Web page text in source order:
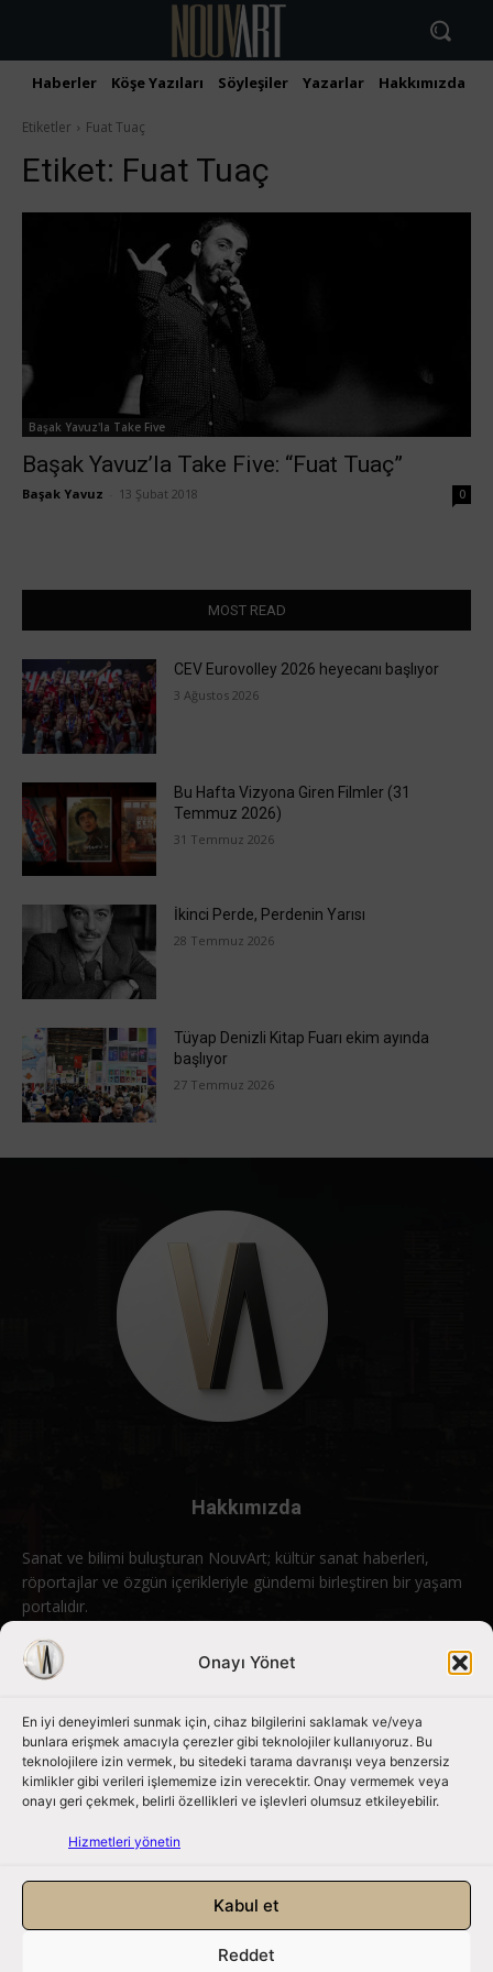
Onayı Yönet
En iyi deneyimleri sunmak için, cihaz bilgilerini saklamak ve/veya
bunlara erişmek amacıyla çerezler gibi teknolojiler kullanıyoruz. Bu
teknolojilere izin vermek, bu sitedeki tarama davranışı veya benzersiz
kimlikler gibi verileri işlememize izin verecektir. Onay vermemek veya
onayı geri çekmek, belirli özellikleri ve işlevleri olumsuz etkileyebilir.
Hizmetleri yönetin
Kabul et
Reddet
Haberler Köşe Yazıları Söyleşiler Yazarlar Hakkımızda
Etiketler Fuat Tuaç
Etiket: Fuat Tuaç
Başak Yavuz'la Take Five
Başak Yavuz’la Take Five: “Fuat Tuaç”
Başak Yavuz 13 Şubat 2018 0
MOST READ
CEV Eurovolley 2026 heyecanı başlıyor
3 Ağustos 2026
Bu Hafta Vizyona Giren Filmler (31
Temmuz 2026)
31 Temmuz 2026
İkinci Perde, Perdenin Yarısı
28 Temmuz 2026
Tüyap Denizli Kitap Fuarı ekim ayında
başlıyor
27 Temmuz 2026
Hakkımızda
Sanat ve bilimi buluşturan NouvArt; kültür sanat haberleri,
röportajlar ve özgün içerikleriyle gündemi birleştiren bir yaşam
portalıdır.
Bizimle iletişime geçin: info@nouvart.net
Bizi Takip Edin